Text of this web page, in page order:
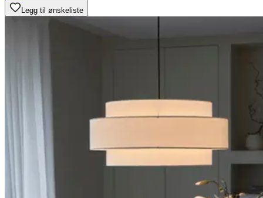
Legg til ønskeliste